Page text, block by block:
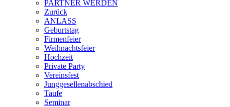
PARTNER WERDEN
Zurück
ANLASS
Geburtstag
Firmenfeier
Weihnachtsfeier
Hochzeit
Private Party
Vereinsfest
Junggesellenabschied
Taufe
Seminar